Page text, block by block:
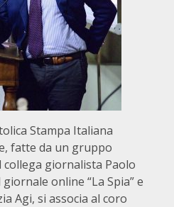
Stampa Italiana
fatte da un gruppo
collega giornalista Paolo
online “La Spia” e
Agi, si associa al coro